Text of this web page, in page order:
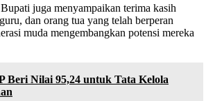
juga menyampaikan terima kasih
dan orang tua yang telah berperan
muda mengembangkan potensi mereka
Beri Nilai 95,24 untuk Tata Kelola